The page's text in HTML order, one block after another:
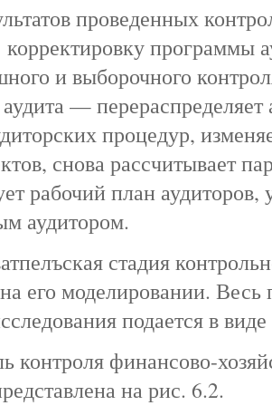
проведенных
корректировку программы
и выборочного
—
процедур,
снова рассчитывает
рабочий план
аудитором.
стадия
его моделировании.
подается в
контроля финансово-
на рис. 6.2.